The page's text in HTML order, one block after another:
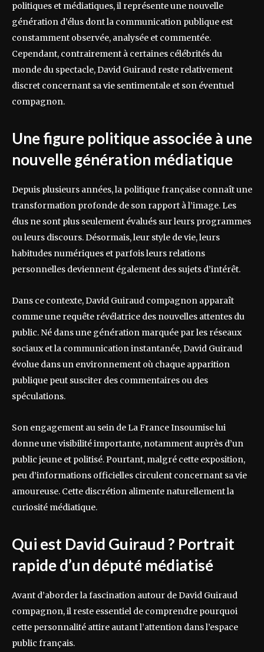
politiques et médiatiques, il représente une nouvelle
génération d’élus dont la communication publique est
constamment observée, analysée et commentée.
Cependant, contrairement à certaines célébrités du
monde du spectacle, David Guiraud reste relativement
discret concernant sa vie sentimentale et son éventuel
compagnon.
Une figure politique associée à une
nouvelle génération médiatique
Depuis plusieurs années, la politique française connaît une
transformation profonde de son rapport à l’image. Les
élus ne sont plus seulement évalués sur leurs programmes
ou leurs discours. Désormais, leur style de vie, leurs
habitudes numériques et parfois leurs relations
personnelles deviennent également des sujets d’intérêt.
Dans ce contexte, David Guiraud compagnon apparaît
comme une requête révélatrice des nouvelles attentes du
public. Né dans une génération marquée par les réseaux
sociaux et la communication instantanée, David Guiraud
évolue dans un environnement où chaque apparition
publique peut susciter des commentaires ou des
spéculations.
Son engagement au sein de La France Insoumise lui
donne une visibilité importante, notamment auprès d’un
public jeune et politisé. Pourtant, malgré cette exposition,
peu d’informations officielles circulent concernant sa vie
amoureuse. Cette discrétion alimente naturellement la
curiosité médiatique.
Qui est David Guiraud ? Portrait
rapide d’un député médiatisé
Avant d’aborder la fascination autour de David Guiraud
compagnon, il reste essentiel de comprendre pourquoi
cette personnalité attire autant l’attention dans l’espace
public français.